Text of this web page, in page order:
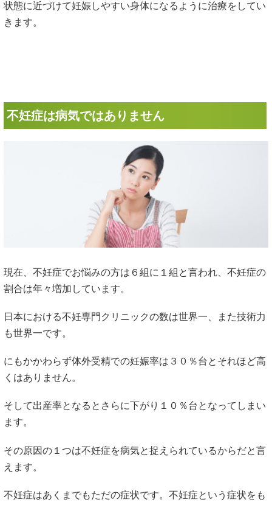
状態に近づけて妊娠しやすい身体になるように治療をしてい
きます。
不妊症は病気ではありません
現在、不妊症でお悩みの方は６組に１組と言われ、不妊症の
割合は年々増加しています。
日本における不妊専門クリニックの数は世界一、また技術力
も世界一です。
にもかかわらず体外受精での妊娠率は３０％台とそれほど高
くはありません。
そして出産率となるとさらに下がり１０％台となってしまい
ます。
その原因の１つは不妊症を病気と捉えられているからだと言
えます。
不妊症はあくまでもただの症状です。不妊症という症状をも